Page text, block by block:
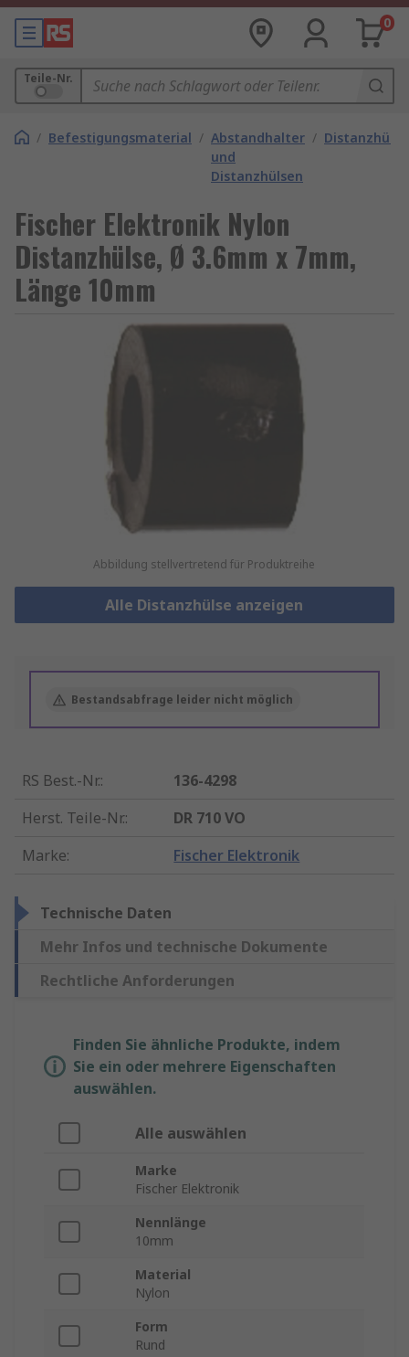
0
Teile-Nr.
/ Befestigungsmaterial / Abstandhalter
und
Distanzhülsen
/ Distanzhülse
Fischer Elektronik Nylon
Distanzhülse, Ø 3.6mm x 7mm,
Länge 10mm
Abbildung stellvertretend für Produktreihe
Alle Distanzhülse anzeigen
Bestandsabfrage leider nicht möglich
RS Best.-Nr.:
136-4298
Herst. Teile-Nr.:
DR 710 VO
Marke: Fischer Elektronik
Technische Daten
Mehr Infos und technische Dokumente
Rechtliche Anforderungen
Finden Sie ähnliche Produkte, indem
Sie ein oder mehrere Eigenschaften
auswählen.
Alle auswählen
Marke
Fischer Elektronik
Nennlänge
10mm
Material
Nylon
Form
Rund